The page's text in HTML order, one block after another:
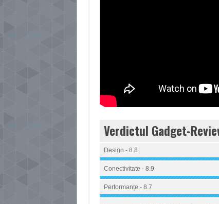
Verdictul Gadget-
Design - 8.8
Conectivitate - 8.9
Performanțe - 8.7